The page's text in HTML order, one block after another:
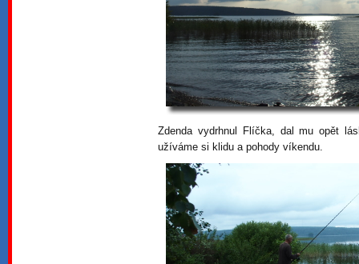
Zdenda vydrhnul Flíčka, dal mu opět
užíváme si klidu a pohody víkendu.